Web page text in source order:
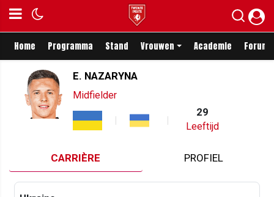
Home Programma Stand Vrouwen Academie Forum
E. NAZARYNA
Midfielder
29
Leeftijd
CARRIÈRE PROFIEL